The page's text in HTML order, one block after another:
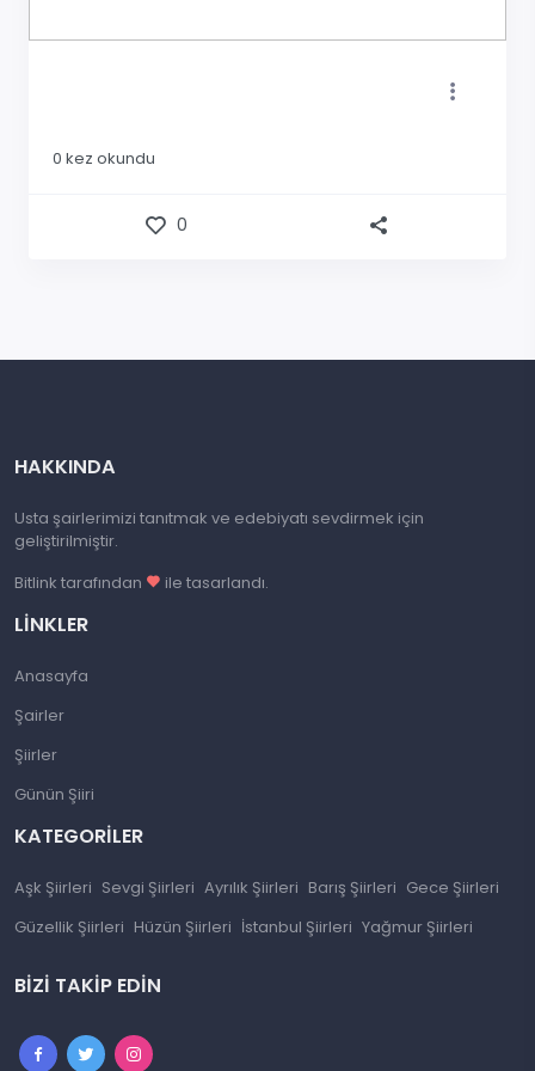
0 kez okundu
0
HAKKINDA
Usta şairlerimizi tanıtmak ve edebiyatı sevdirmek için
geliştirilmiştir.
Bitlink tarafından
ile tasarlandı.
LINKLER
Anasayfa
Şairler
Şiirler
Günün Şiiri
KATEGORILER
Aşk Şiirleri Sevgi Şiirleri Ayrılık Şiirleri Barış Şiirleri Gece Şiirleri
Güzellik Şiirleri Hüzün Şiirleri İstanbul Şiirleri Yağmur Şiirleri
BIZI TAKIP EDIN